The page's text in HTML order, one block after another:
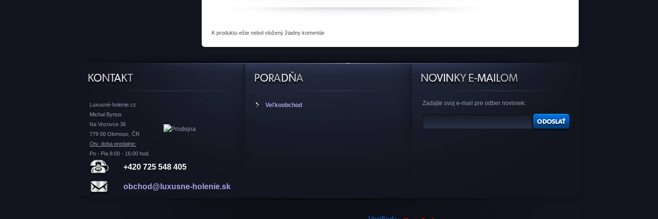
K produktu ešte nebol vložený žiadny komentár.
Luxusné-holenie.cz
Michal Byrtus
Na Vozovce 36
779 00 Olomouc, ČR
Otv. doba predajne:
Po - Pia 8:00 - 16:00 hod.
+420 725 548 405
obchod@luxusne-holenie.sk
Veľkoobchod Zadajte svoj e-mail pre odber noviniek: